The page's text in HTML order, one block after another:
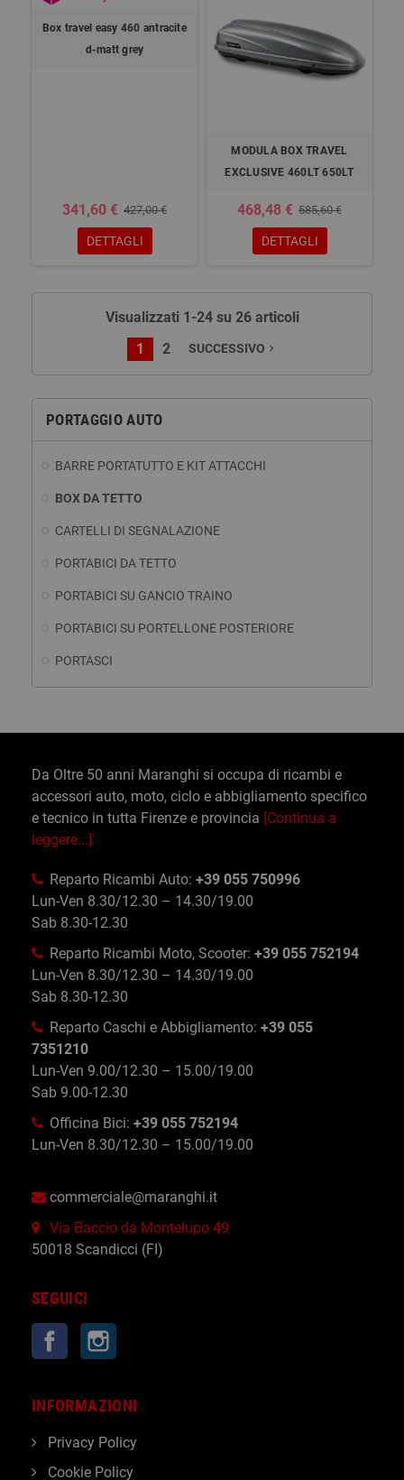
PORTAGGIO AUTO
BARRE PORTATUTTO E KIT ATTACCHI
BOX DA TETTO
CARTELLI DI SEGNALAZIONE
PORTABICI DA TETTO
PORTABICI SU GANCIO TRAINO
PORTABICI SU PORTELLONE POSTERIORE
PORTASCI
Box travel easy 460 antracite
d-matt grey
341,60 € 427,00 €
DETTAGLI
MODULA BOX TRAVEL
EXCLUSIVE 460LT 650LT
468,48 € 585,60 €
DETTAGLI
Visualizzati 1-24 su 26 articoli
1
2 SUCCESSIVO navigate_next
Da Oltre 50 anni Maranghi si occupa di ricambi e
accessori auto, moto, ciclo e abbigliamento specifico
e tecnico in tutta Firenze e provincia [Continua a
leggere...]
Reparto Ricambi Auto: +39 055 750996
Lun-Ven 8.30/12.30 – 14.30/19.00
Sab 8.30-12.30
Reparto Ricambi Moto, Scooter: +39 055 752194
Lun-Ven 8.30/12.30 – 14.30/19.00
Sab 8.30-12.30
Reparto Caschi e Abbigliamento: +39 055
7351210
Lun-Ven 9.00/12.30 – 15.00/19.00
Sab 9.00-12.30
Officina Bici: +39 055 752194
Lun-Ven 8.30/12.30 – 15.00/19.00
commerciale@maranghi.it
Via Baccio da Montelupo 49
50018 Scandicci (FI)
SEGUICI
Facebook
INFORMAZIONI
Privacy Policy
Cookie Policy